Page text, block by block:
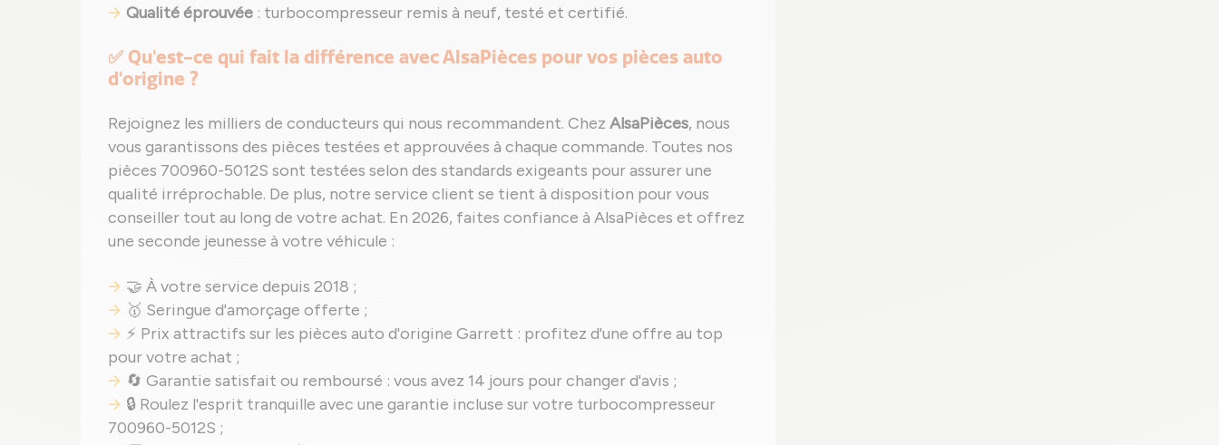
Qualité éprouvée : turbocompresseur remis à neuf, testé et certifié.
✅ Qu'est-ce qui fait la différence avec AlsaPièces pour vos pièces auto
d'origine ?
Rejoignez les milliers de conducteurs qui nous recommandent. Chez AlsaPièces, nous
vous garantissons des pièces testées et approuvées à chaque commande. Toutes nos
pièces 700960-5012S sont testées selon des standards exigeants pour assurer une
qualité irréprochable. De plus, notre service client se tient à disposition pour vous
conseiller tout au long de votre achat. En 2026, faites confiance à AlsaPièces et offrez
une seconde jeunesse à votre véhicule :
🤝 À votre service depuis 2018 ;
🥇 Seringue d'amorçage offerte ;
⚡ Prix attractifs sur les pièces auto d'origine Garrett : profitez d'une offre au top
pour votre achat ;
🔄 Garantie satisfait ou remboursé : vous avez 14 jours pour changer d'avis ;
🔒 Roulez l'esprit tranquille avec une garantie incluse sur votre turbocompresseur
700960-5012S ;